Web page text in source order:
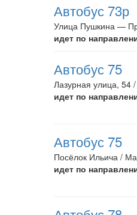
Автобус 73р
Улица Пушкина —
идет по
Автобус 75
Лазурная улица, 54
идет по
Автобус 75
Посёлок Ильича /
идет по